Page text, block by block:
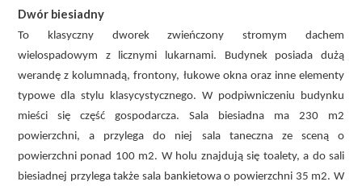
Dwór biesiadny
To klasyczny dworek zwieńczony stromym dachem
wielospadowym z licznymi lukarnami. Budynek posiada dużą
werandę z kolumnadą, frontony, łukowe okna oraz inne elementy
typowe dla stylu klasycystycznego. W podpiwniczeniu budynku
mieści się część gospodarcza. Sala biesiadna ma 230 m2
powierzchni, a przylega do niej sala taneczna ze sceną o
powierzchni ponad 100 m2. W holu znajdują się toalety, a do sali
biesiadnej przylega także sala bankietowa o powierzchni 35 m2. W